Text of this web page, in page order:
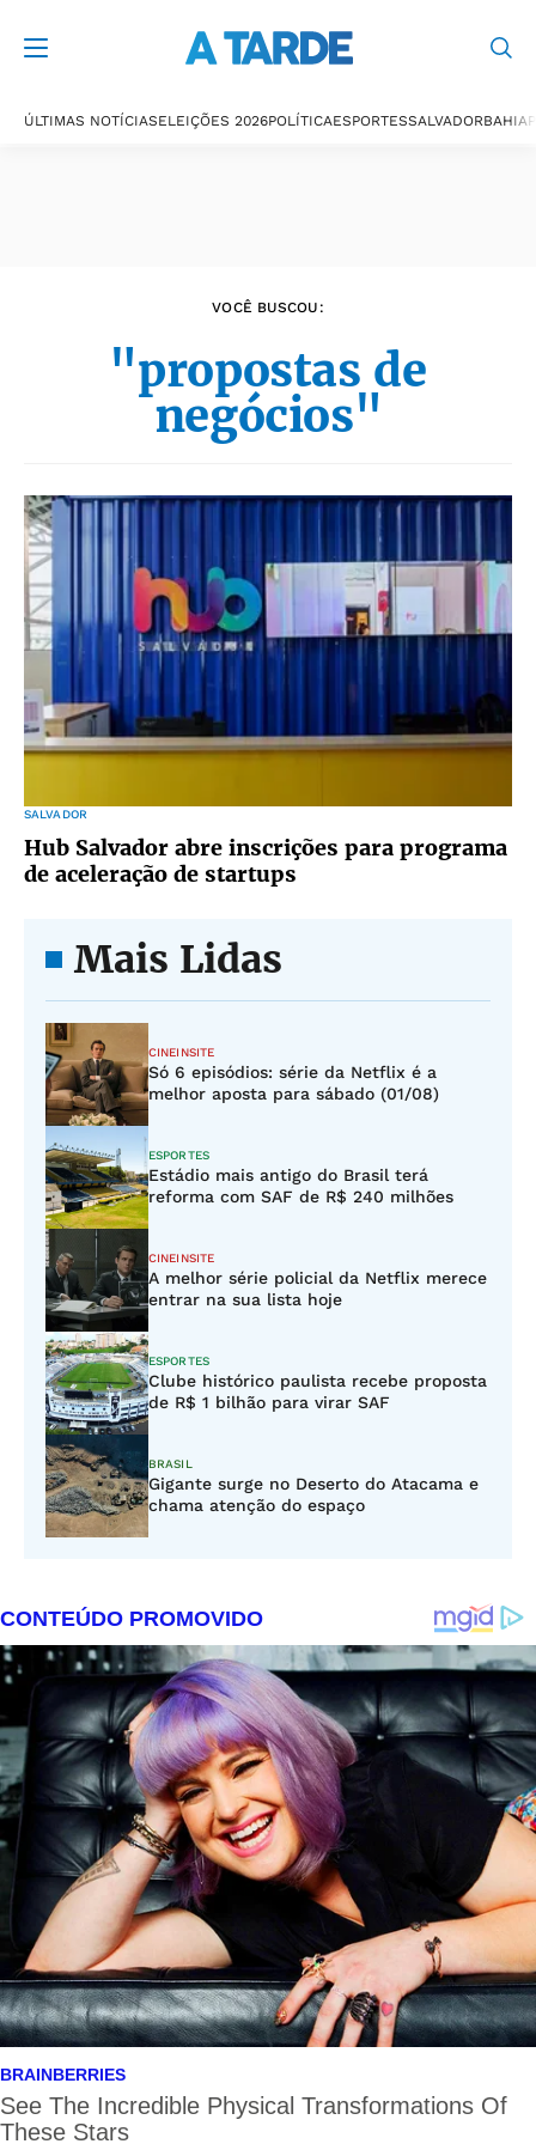
ÚLTIMAS NOTÍCIASELEIÇÕES 2026POLÍTICAESPORTESSALVADORBAHIA
VOCÊ BUSCOU:
"propostas de
negócios"
SALVADOR
Hub Salvador abre inscrições para programa
de aceleração de startups
Mais Lidas
CINEINSITE
Só 6 episódios: série da Netflix é a
melhor aposta para sábado (01/08)
ESPORTES
Estádio mais antigo do Brasil terá
reforma com SAF de R$ 240 milhões
CINEINSITE
A melhor série policial da Netflix merece
entrar na sua lista hoje
ESPORTES
Clube histórico paulista recebe proposta
de R$ 1 bilhão para virar SAF
BRASIL
Gigante surge no Deserto do Atacama e
chama atenção do espaço